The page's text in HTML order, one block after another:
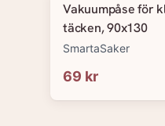
Vakuumpåse för
täcken, 90x130
SmartaSaker
69 kr